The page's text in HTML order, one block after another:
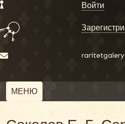
Войти
МЕНЮ